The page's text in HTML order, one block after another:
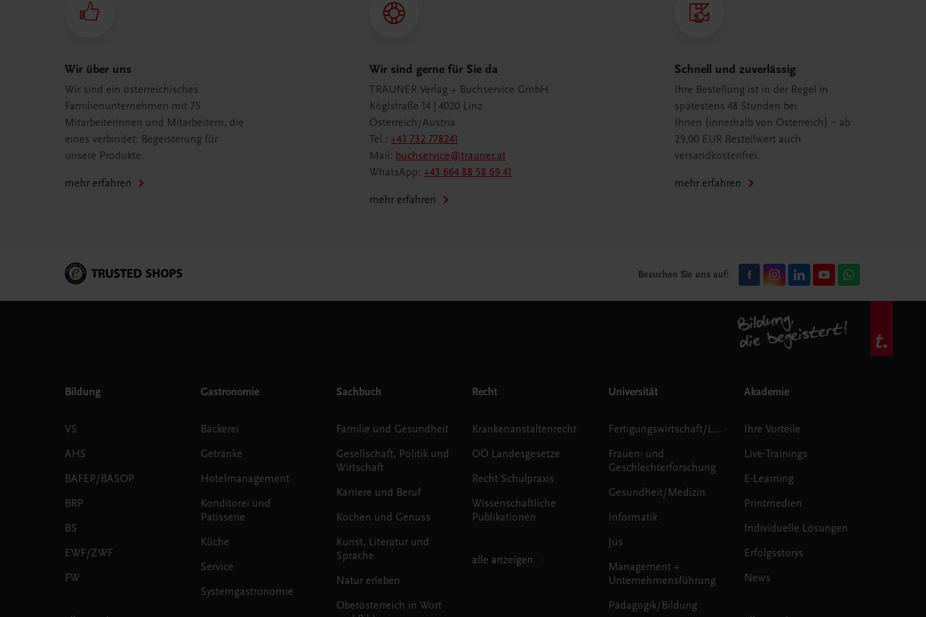
Wir über uns
Wir sind ein österreichisches
Familienunternehmen mit 75
Mitarbeiterinnen und Mitarbeitern, die
eines verbindet: Begeisterung für
unsere Produkte.
mehr erfahren
Wir sind gerne für Sie da
TRAUNER Verlag + Buchservice GmbH
Köglstraße 14 | 4020 Linz
Österreich/Austria
Tel.:+43 732 778241
Mail: buchservice@trauner.at
WhatsApp:+43 664 88 58 69 41
mehr erfahren
Schnell und zuverlässig
Ihre Bestellung ist in der Regel in
spätestens 48 Stunden bei
Ihnen (innerhalb von Österreich) – ab
29,00 EUR Bestellwert auch
versandkostenfrei.
mehr erfahren
Besuchen Sie uns auf:
Bildung
VS
AHS
BAFEP/BASOP
BRP
BS
EWF/ZWF
FW
Gastronomie
Bäckerei
Getränke
Hotelmanagement
Konditorei und
Patisserie
Küche
Service
Systemgastronomie
Sachbuch
Familie und Gesundheit
Gesellschaft, Politik und
Wirtschaft
Karriere und Beruf
Kochen und Genuss
Kunst, Literatur und
Sprache
Natur erleben
Oberösterreich in Wort
Recht
Krankenanstaltenrecht
OÖ Landesgesetze
Recht Schulpraxis
Wissenschaftliche
Publikationen
alle anzeigen
Universität
Fertigungswirtschaft/Logistik
Frauen- und
Geschlechterforschung
Gesundheit/Medizin
Informatik
Jus
Management +
Unternehmensführung
Pädagogik/Bildung
Akademie
Ihre Vorteile
Live-Trainings
E-Learning
Printmedien
Individuelle Lösungen
Erfolgsstorys
News